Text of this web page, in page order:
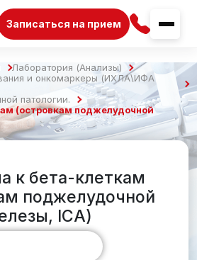
Записаться на прием
Лаборатория (Анализы)
и онкомаркеры (ИХЛА\ИФА
патологии.
(островкам поджелудочной
к бета-клеткам
поджелудочной
IСA)